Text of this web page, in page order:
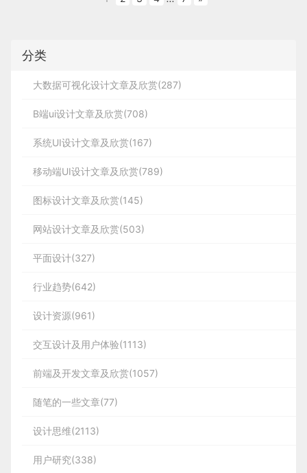
分类
大数据可视化设计文章及欣赏(287)
B端ui设计文章及欣赏(708)
系统UI设计文章及欣赏(167)
移动端UI设计文章及欣赏(789)
图标设计文章及欣赏(145)
网站设计文章及欣赏(503)
平面设计(327)
行业趋势(642)
设计资源(961)
交互设计及用户体验(1113)
前端及开发文章及欣赏(1057)
随笔的一些文章(77)
设计思维(2113)
用户研究(338)